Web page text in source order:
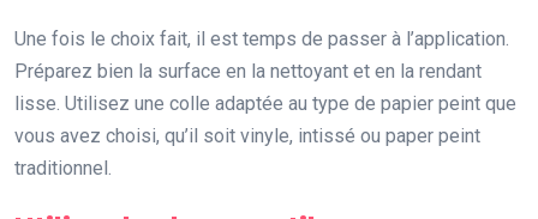
Une fois le choix fait, il est temps de passer à l’application.
Préparez bien la surface en la nettoyant et en la rendant
lisse. Utilisez une colle adaptée au type de papier peint que
vous avez choisi, qu’il soit vinyle, intissé ou paper peint
traditionnel.